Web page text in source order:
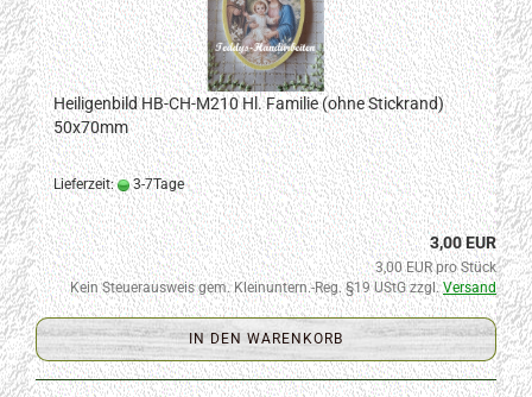
Heiligenbild HB-CH-M210 Hl. Familie (ohne Stickrand)
50x70mm
Lieferzeit: 3-7Tage
3,00 EUR
3,00 EUR pro Stück
Kein Steuerausweis gem. Kleinuntern.-Reg. §19 UStG zzgl.Versand
IN DEN WARENKORB